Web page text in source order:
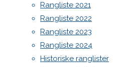
Rangliste 2021
Rangliste 2022
Rangliste 2023
Rangliste 2024
Historiske ranglister